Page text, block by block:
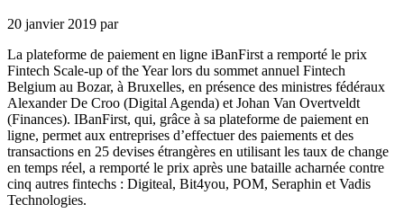
20 janvier 2019 par
La plateforme de paiement en ligne iBanFirst a remporté le prix
Fintech Scale-up of the Year lors du sommet annuel Fintech
Belgium au Bozar, à Bruxelles, en présence des ministres fédéraux
Alexander De Croo (Digital Agenda) et Johan Van Overtveldt
(Finances). IBanFirst, qui, grâce à sa plateforme de paiement en
ligne, permet aux entreprises d’effectuer des paiements et des
transactions en 25 devises étrangères en utilisant les taux de change
en temps réel, a remporté le prix après une bataille acharnée contre
cinq autres fintechs : Digiteal, Bit4you, POM, Seraphin et Vadis
Technologies.